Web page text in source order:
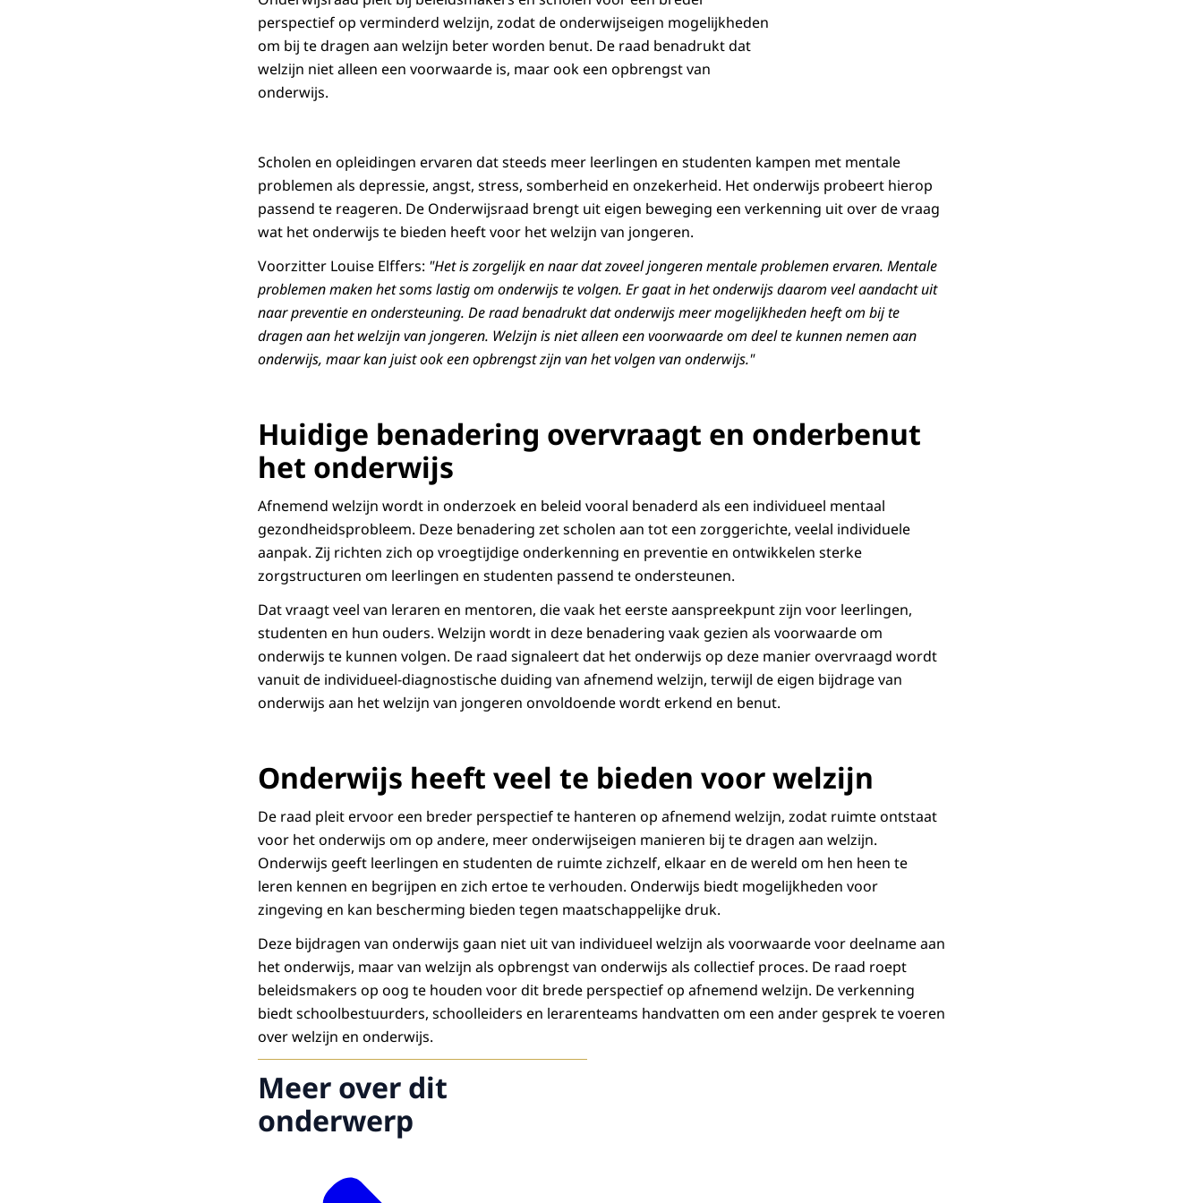
perspectief op verminderd welzijn, zodat de onderwijseigen mogelijkheden
om bij te dragen aan welzijn beter worden benut. De raad benadrukt dat
welzijn niet alleen een voorwaarde is, maar ook een opbrengst van
onderwijs.
Scholen en opleidingen ervaren dat steeds meer leerlingen en studenten kampen met mentale
problemen als depressie, angst, stress, somberheid en onzekerheid. Het onderwijs probeert hierop
passend te reageren. De Onderwijsraad brengt uit eigen beweging een verkenning uit over de vraag
wat het onderwijs te bieden heeft voor het welzijn van jongeren.
Voorzitter Louise Elffers: "Het is zorgelijk en naar dat zoveel jongeren mentale problemen ervaren. Mentale
problemen maken het soms lastig om onderwijs te volgen. Er gaat in het onderwijs daarom veel aandacht uit
naar preventie en ondersteuning. De raad benadrukt dat onderwijs meer mogelijkheden heeft om bij te
dragen aan het welzijn van jongeren. Welzijn is niet alleen een voorwaarde om deel te kunnen nemen aan
onderwijs, maar kan juist ook een opbrengst zijn van het volgen van onderwijs."
Huidige benadering overvraagt en onderbenut
het onderwijs
Afnemend welzijn wordt in onderzoek en beleid vooral benaderd als een individueel mentaal
gezondheidsprobleem. Deze benadering zet scholen aan tot een zorggerichte, veelal individuele
aanpak. Zij richten zich op vroegtijdige onderkenning en preventie en ontwikkelen sterke
zorgstructuren om leerlingen en studenten passend te ondersteunen.
Dat vraagt veel van leraren en mentoren, die vaak het eerste aanspreekpunt zijn voor leerlingen,
studenten en hun ouders. Welzijn wordt in deze benadering vaak gezien als voorwaarde om
onderwijs te kunnen volgen. De raad signaleert dat het onderwijs op deze manier overvraagd wordt
vanuit de individueel-diagnostische duiding van afnemend welzijn, terwijl de eigen bijdrage van
onderwijs aan het welzijn van jongeren onvoldoende wordt erkend en benut.
Onderwijs heeft veel te bieden voor welzijn
De raad pleit ervoor een breder perspectief te hanteren op afnemend welzijn, zodat ruimte ontstaat
voor het onderwijs om op andere, meer onderwijseigen manieren bij te dragen aan welzijn.
Onderwijs geeft leerlingen en studenten de ruimte zichzelf, elkaar en de wereld om hen heen te
leren kennen en begrijpen en zich ertoe te verhouden. Onderwijs biedt mogelijkheden voor
zingeving en kan bescherming bieden tegen maatschappelijke druk.
Deze bijdragen van onderwijs gaan niet uit van individueel welzijn als voorwaarde voor deelname aan
het onderwijs, maar van welzijn als opbrengst van onderwijs als collectief proces. De raad roept
beleidsmakers op oog te houden voor dit brede perspectief op afnemend welzijn. De verkenning
biedt schoolbestuurders, schoolleiders en lerarenteams handvatten om een ander gesprek te voeren
over welzijn en onderwijs.
Meer over dit
onderwerp